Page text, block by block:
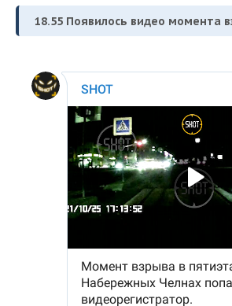
18.55 Появилось видео момента